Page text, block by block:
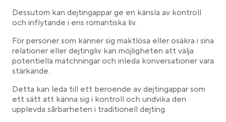
Dessutom kan dejtingappar ge en känsla av kontroll
och inflytande i ens romantiska liv.
För personer som känner sig maktlösa eller osäkra i sina
relationer eller dejtingliv kan möjligheten att välja
potentiella matchningar och inleda konversationer vara
stärkande.
Detta kan leda till ett beroende av dejtingappar som
ett sätt att känna sig i kontroll och undvika den
upplevda sårbarheten i traditionell dejting.